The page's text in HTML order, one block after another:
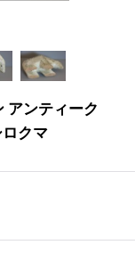
アンティーク
クマ